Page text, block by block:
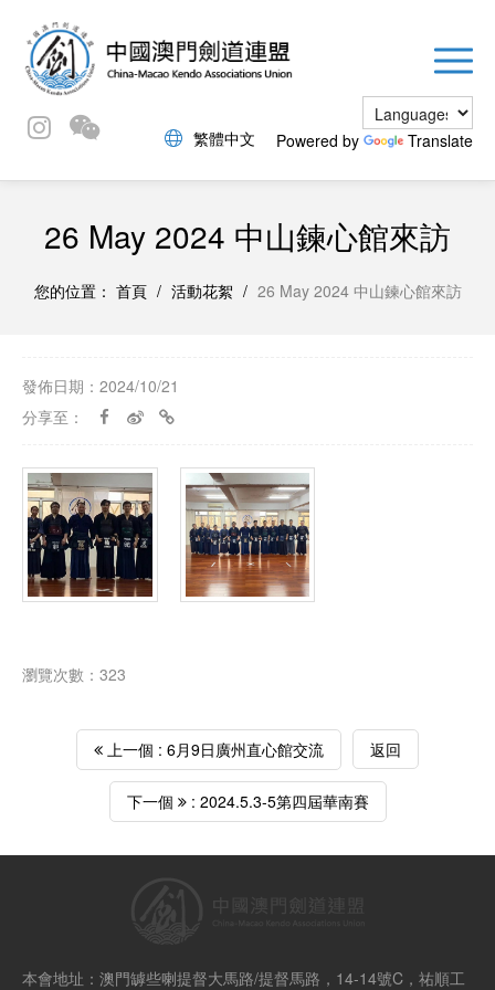
繁體中文 Powered by Translate
26 May 2024 中山鍊心館來訪
您的位置： 首頁 / 活動花絮 / 26 May 2024 中山鍊心館來訪
發佈日期：2024/10/21
分享至：
瀏覽次數：323
上一個 : 6月9日廣州直心館交流 返回
下一個 : 2024.5.3-5第四屆華南賽
本會地址：澳門罅些喇提督大馬路/提督馬路，14-14號C，祐順工